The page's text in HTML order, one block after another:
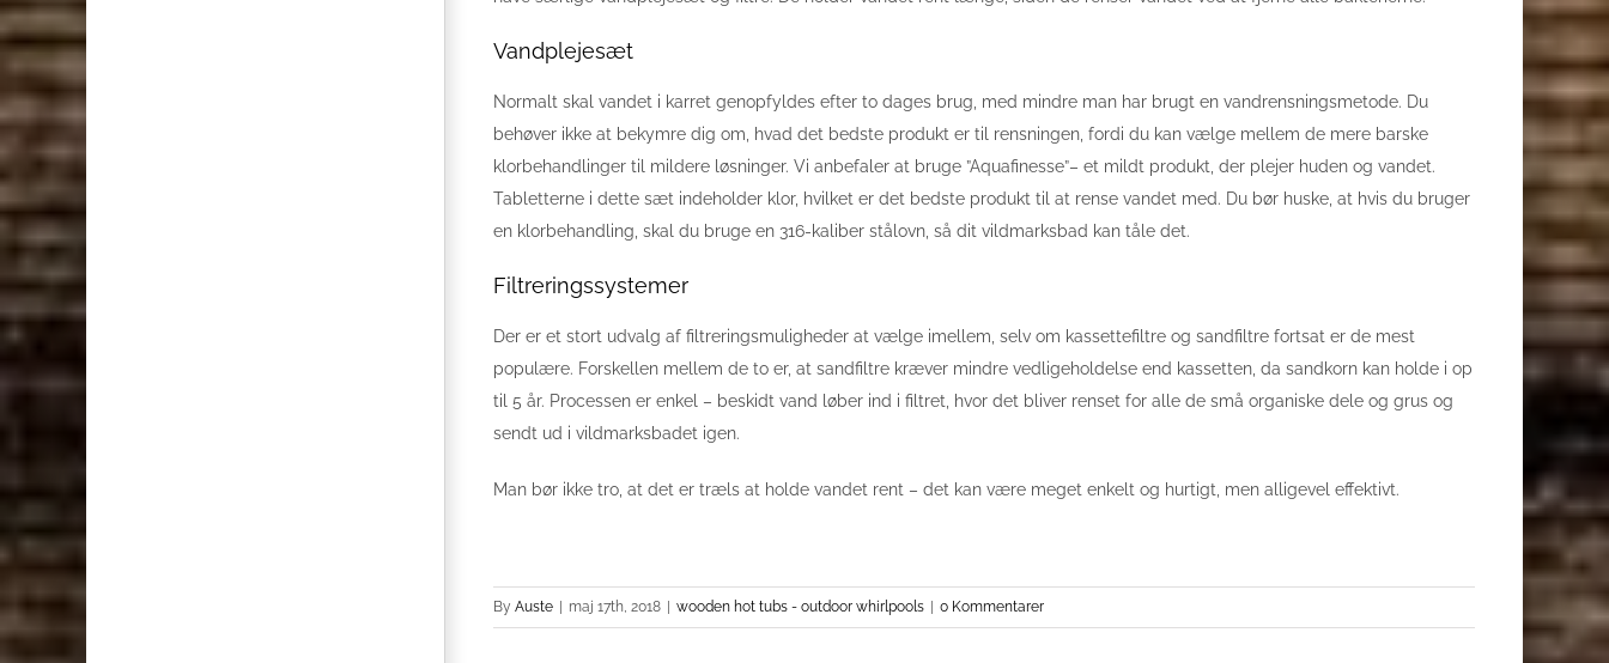
Vandplejesæt
Normalt skal vandet i karret genopfyldes efter to dages brug, med mindre man har brugt en vandrensningsmetode. Du
behøver ikke at bekymre dig om, hvad det bedste produkt er til rensningen, fordi du kan vælge mellem de mere barske
klorbehandlinger til mildere løsninger. Vi anbefaler at bruge ”Aquafinesse”– et mildt produkt, der plejer huden og vandet.
Tabletterne i dette sæt indeholder klor, hvilket er det bedste produkt til at rense vandet med. Du bør huske, at hvis du bruger
en klorbehandling, skal du bruge en 316-kaliber stålovn, så dit vildmarksbad kan tåle det.
Filtreringssystemer
Der er et stort udvalg af filtreringsmuligheder at vælge imellem, selv om kassettefiltre og sandfiltre fortsat er de mest
populære. Forskellen mellem de to er, at sandfiltre kræver mindre vedligeholdelse end kassetten, da sandkorn kan holde i op
til 5 år. Processen er enkel – beskidt vand løber ind i filtret, hvor det bliver renset for alle de små organiske dele og grus og
sendt ud i vildmarksbadet igen.
Man bør ikke tro, at det er træls at holde vandet rent – det kan være meget enkelt og hurtigt, men alligevel effektivt.
By Auste maj 17th, 2018 wooden hot tubs - outdoor whirlpools 0 Kommentarer